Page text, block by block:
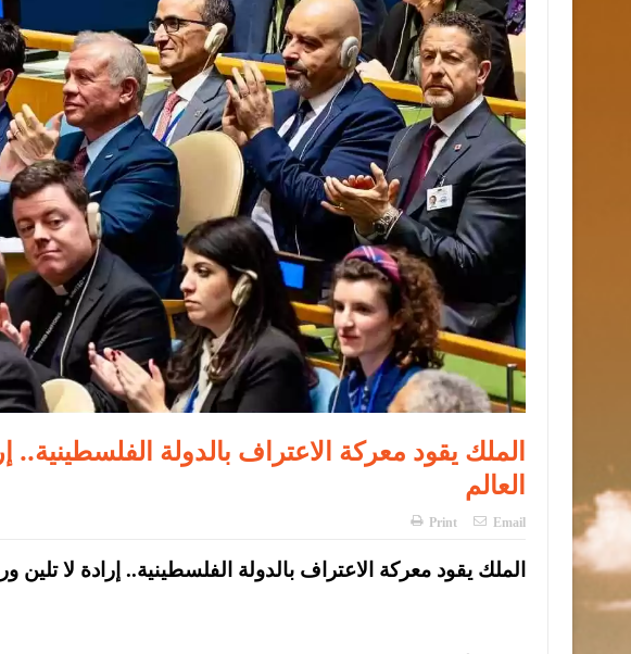
الملك يقود معركة الاعتراف بالدولة الفلسطينية..
العالم
Print Email
الملك يقود معركة الاعتراف بالدولة الفلسطينية.. إرادة لا تلين